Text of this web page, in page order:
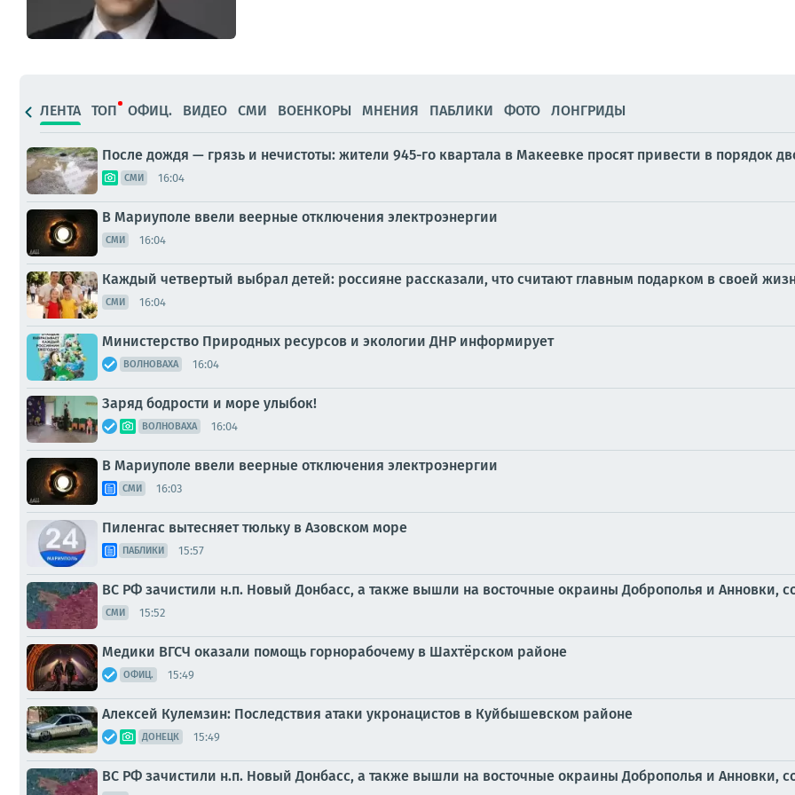
ЛЕНТА ТОП ОФИЦ. ВИДЕО СМИ ВОЕНКОРЫ МНЕНИЯ ПАБЛИКИ ФОТО ЛОНГРИДЫ
После дождя — грязь и нечистоты: жители 945-го квартала в Макеевке просят привести в порядок
СМИ 16:04
В Мариуполе ввели веерные отключения электроэнергии
СМИ 16:04
Каждый четвертый выбрал детей: россияне рассказали, что считают главным подарком в своей
СМИ 16:04
Министерство Природных ресурсов и экологии ДНР информирует
ВОЛНОВАХА 16:04
Заряд бодрости и море улыбок!
ВОЛНОВАХА 16:04
В Мариуполе ввели веерные отключения электроэнергии
СМИ 16:03
Пиленгас вытесняет тюльку в Азовском море
ПАБЛИКИ 15:57
ВС РФ зачистили н.п. Новый Донбасс, а также вышли на восточные окраины Доброполья и Анновки,
СМИ 15:52
Медики ВГСЧ оказали помощь горнорабочему в Шахтёрском районе
ОФИЦ. 15:49
Алексей Кулемзин: Последствия атаки укронацистов в Куйбышевском районе
ДОНЕЦК 15:49
ВС РФ зачистили н.п. Новый Донбасс, а также вышли на восточные окраины Доброполья и Анновки,